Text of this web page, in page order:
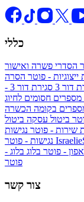
כללי
הסדרי פשרה ואישור
- פוטר הסרה
דור 3
סגירת דור 3 -
מספרים חסומים לחיוג
בקומה הכשרה
ביטול עסקה ביטול
שירות - פוטר נגישות
- פוטר בלוג בלוג -
פוטר
צור קשר